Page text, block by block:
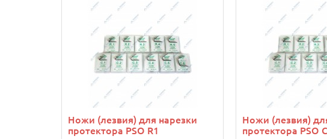
Ножи (лезвия) для нарезки
протектора PSO R1
Ножи (лезвия)
протектора PSO